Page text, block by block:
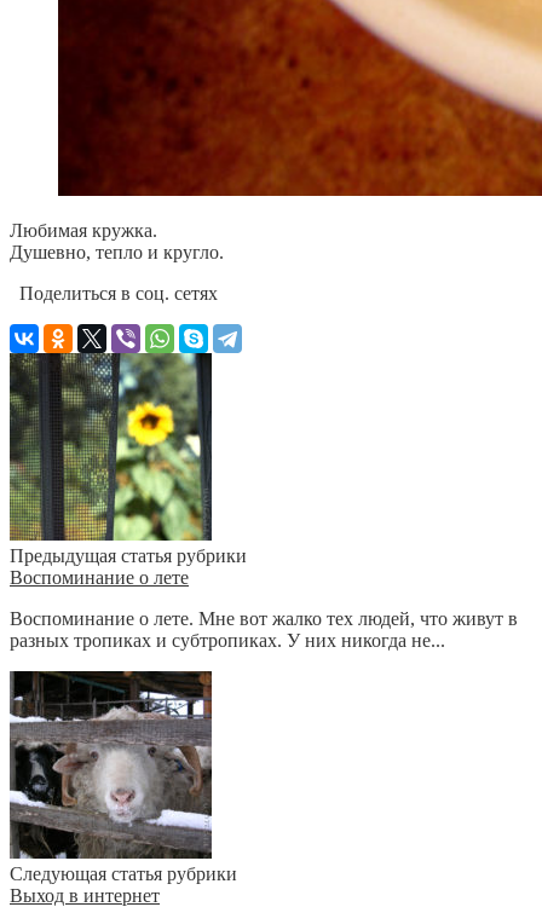
Любимая кружка.
Душевно, тепло и кругло.
Поделиться в соц. сетях
Предыдущая статья рубрики
Воспоминание о лете
Воспоминание о лете. Мне вот жалко тех людей, что живут в
разных тропиках и субтропиках. У них никогда не...
Следующая статья рубрики
Выход в интернет